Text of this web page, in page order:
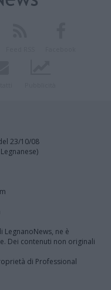
23/10/08
ne è
Dei contenuti non originali
di Professional